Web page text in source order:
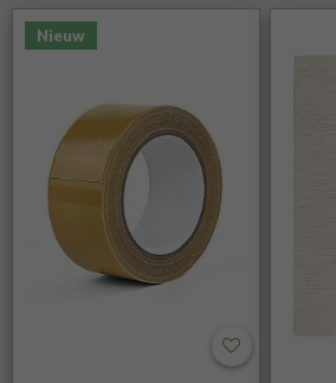
Nieuw